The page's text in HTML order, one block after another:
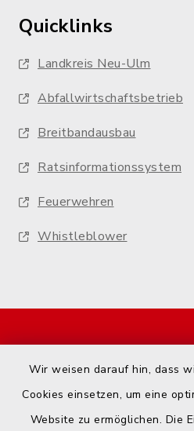
Wir weisen darauf hin, dass
Cookies einsetzen, um eine
Website zu ermöglichen. Die
Quicklinks
Landkreis Neu-Ulm
Abfallwirtschaftsbetrieb
Breitbandausbau
Ratsinformationssystem
Feuerwehren
Whistleblower